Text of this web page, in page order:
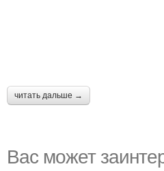
читать дальше →
Вас может